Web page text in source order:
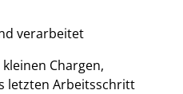
verarbeitet
Chargen,
letzten Arbeitsschritt